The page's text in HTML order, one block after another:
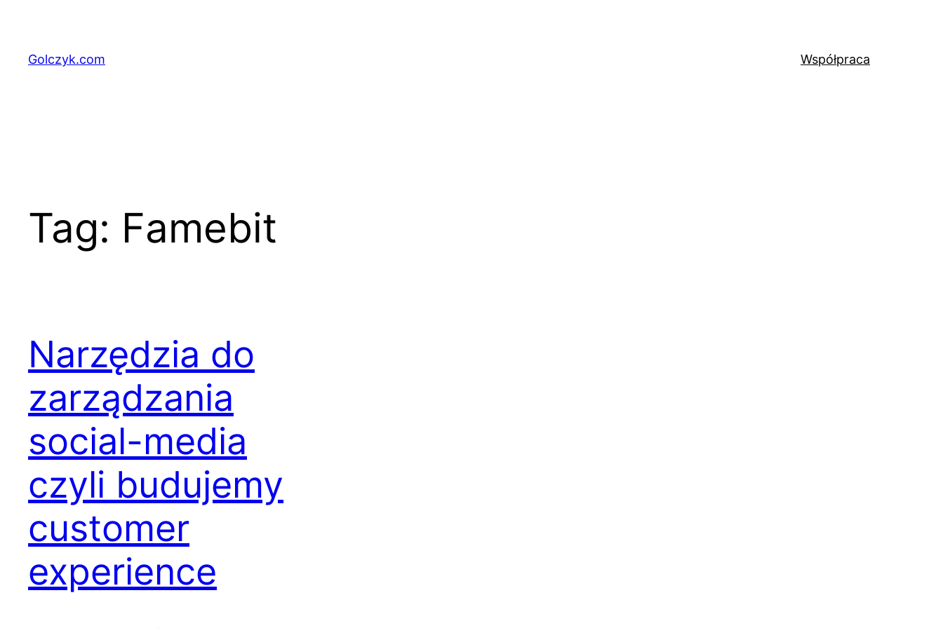
treściGolczyk.com Współpraca
Tag: Famebit
Narzędzia do
zarządzania
social-media
czyli budujemy
customer
experience